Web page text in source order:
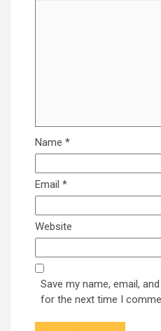
Name *
Email *
Website
Save my name, email,
for the next time I